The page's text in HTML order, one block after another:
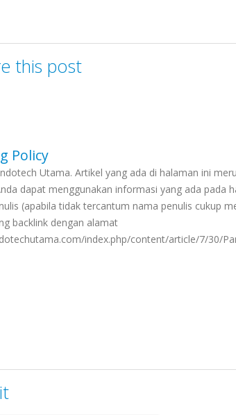
this post
Policy
Utama. Artikel yang ada di halaman ini
dapat menggunakan informasi yang ada pada
(apabila tidak tercantum nama penulis cukup
backlink dengan alamat
index.php/content/article/7/30/